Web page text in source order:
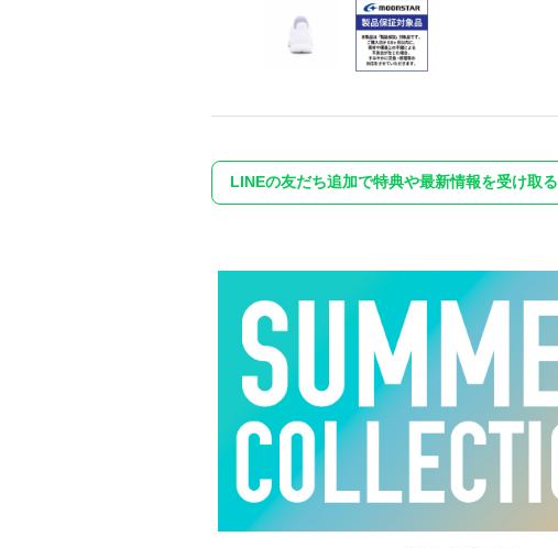
LINEの友だち追加で特典や最新情報を受け取る